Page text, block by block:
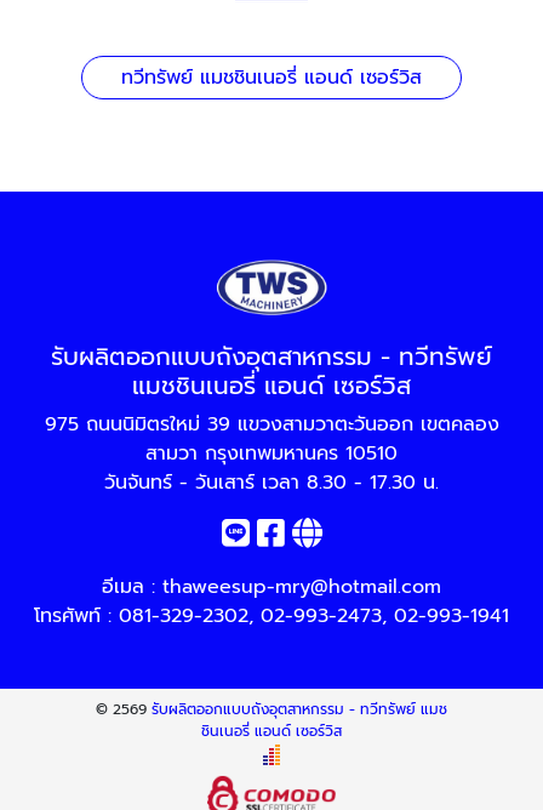
ทวีทรัพย์ แมชชินเนอรี่ แอนด์ เซอร์วิส
รับผลิตออกแบบถังอุตสาหกรรม - ทวีทรัพย์
แมชชินเนอรี่ แอนด์ เซอร์วิส
975 ถนนนิมิตรใหม่ 39 แขวงสามวาตะวันออก เขตคลอง
สามวา กรุงเทพมหานคร 10510
วันจันทร์ - วันเสาร์ เวลา 8.30 - 17.30 น.
อีเมล : thaweesup-mry@hotmail.com
โทรศัพท์ : 081-329-2302, 02-993-2473, 02-993-1941
© 2569 รับผลิตออกแบบถังอุตสาหกรรม - ทวีทรัพย์ แมช
ชินเนอรี่ แอนด์ เซอร์วิส